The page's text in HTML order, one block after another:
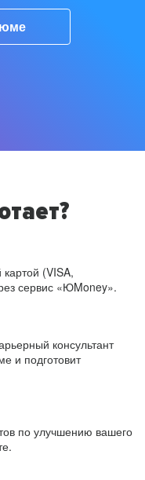
(VISA,
сервис «ЮMoney».
консультант
и подготовит
по улучшению вашего